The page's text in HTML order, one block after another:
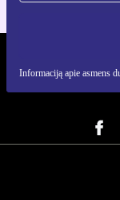
Informaciją apie asmens